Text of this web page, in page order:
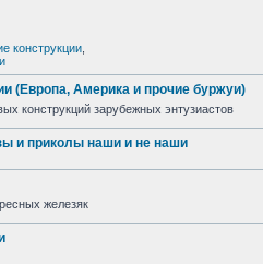
конструкции
(Европа, Америка и прочие буржуи)
конструкций зарубежных энтузиастов
и приколы наши и не наши
железяк